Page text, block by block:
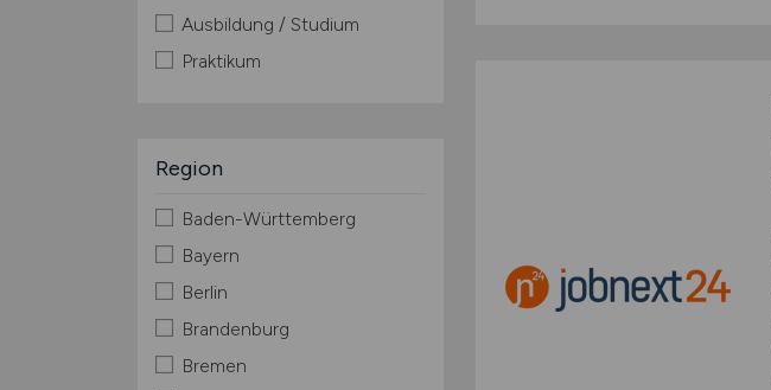
Ausbildung / Studium
Praktikum
Region
Baden-Württemberg
Bayern
Berlin
Brandenburg
Bremen